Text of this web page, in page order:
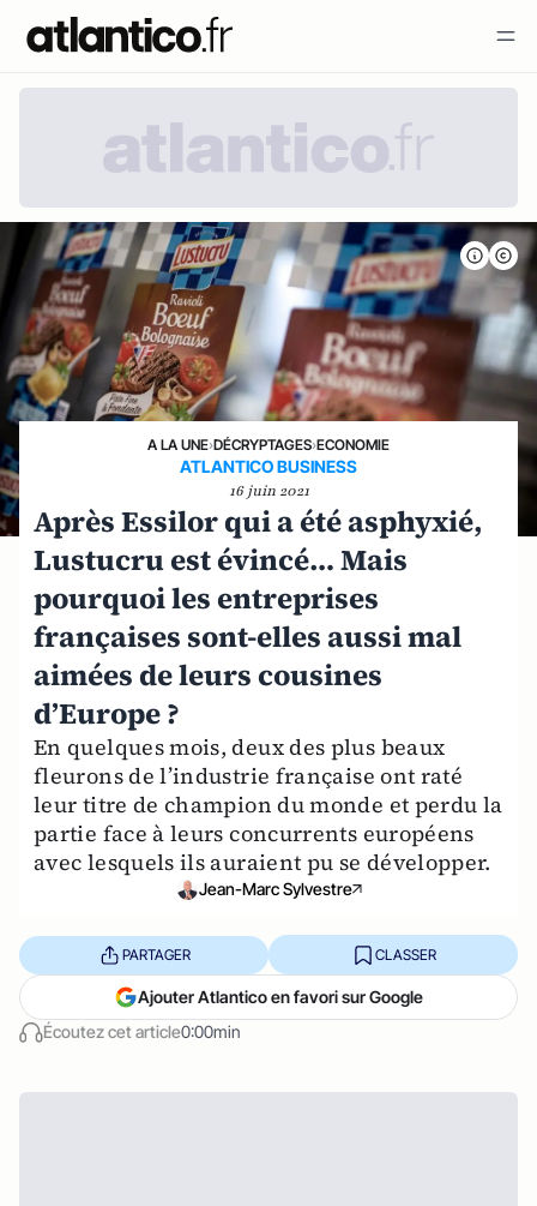
A LA UNE›DÉCRYPTAGES›ECONOMIE
ATLANTICO BUSINESS
16 juin 2021
Après Essilor qui a été asphyxié,
Lustucru est évincé… Mais
pourquoi les entreprises
françaises sont-elles aussi mal
aimées de leurs cousines
d’Europe ?
En quelques mois, deux des plus beaux
fleurons de l’industrie française ont raté
leur titre de champion du monde et perdu la
partie face à leurs concurrents européens
avec lesquels ils auraient pu se développer.
Jean-Marc Sylvestre
Écoutez cet article0:00min
PARTAGER CLASSER
Ajouter Atlantico en favori sur Google